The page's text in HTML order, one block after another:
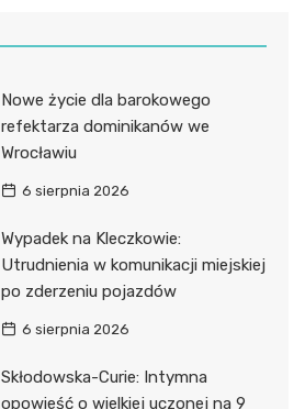
Nowe życie dla barokowego
refektarza dominikanów we
Wrocławiu
6 sierpnia 2026
Wypadek na Kleczkowie:
Utrudnienia w komunikacji miejskiej
po zderzeniu pojazdów
6 sierpnia 2026
Skłodowska-Curie: Intymna
opowieść o wielkiej uczonej na 9